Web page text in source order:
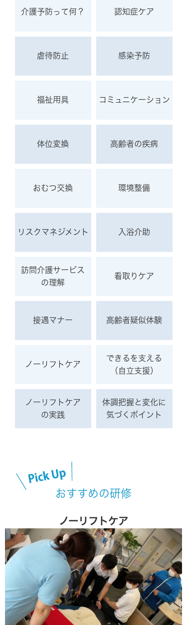
介護予防って何？ 認知症ケア
虐待防止 感染予防
福祉用具 コミュニケーション
体位変換 高齢者の疾病
おむつ交換 環境整備
リスクマネジメント 入浴介助
訪問介護サービス
の理解
看取りケア
接遇マナー 高齢者疑似体験
ノーリフトケア
できるを支える
（自立支援）
ノーリフトケア
の実践
体調把握と変化に
気づくポイント
おすすめの研修
ノーリフトケア